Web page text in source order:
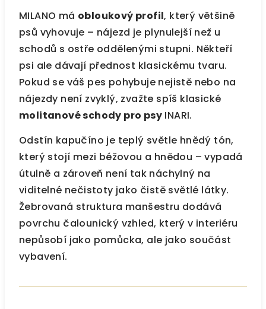
MILANO má obloukový profil, který většině
psů vyhovuje – nájezd je plynulejší než u
schodů s ostře oddělenými stupni. Někteří
psi ale dávají přednost klasickému tvaru.
Pokud se váš pes pohybuje nejistě nebo na
nájezdy není zvyklý, zvažte spíš klasické
molitanové schody pro psy INARI.
Odstín kapučíno je teplý světle hnědý tón,
který stojí mezi béžovou a hnědou – vypadá
útulně a zároveň není tak náchylný na
viditelné nečistoty jako čistě světlé látky.
Žebrovaná struktura manšestru dodává
povrchu čalounický vzhled, který v interiéru
nepůsobí jako pomůcka, ale jako součást
vybavení.